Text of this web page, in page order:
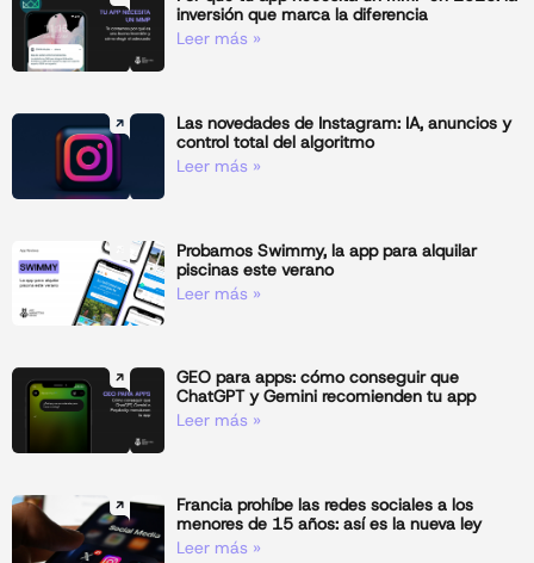
inversión que marca la diferencia
Leer más »
Las novedades de Instagram: IA, anuncios y
control total del algoritmo
Leer más »
Probamos Swimmy, la app para alquilar
piscinas este verano
Leer más »
GEO para apps: cómo conseguir que
ChatGPT y Gemini recomienden tu app
Leer más »
Francia prohíbe las redes sociales a los
menores de 15 años: así es la nueva ley
Leer más »